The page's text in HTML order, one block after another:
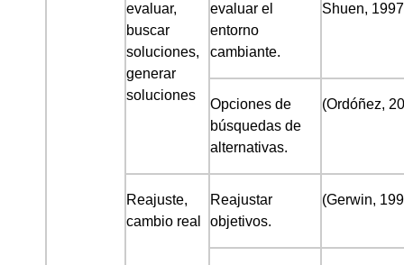
evaluar,
buscar
soluciones,
generar
soluciones
evaluar el
entorno
cambiante.
Shuen,
Opciones de
búsquedas de
alternativas.
(Ordóñez,
Reajuste,
cambio real
Reajustar
objetivos.
(Gerwin,